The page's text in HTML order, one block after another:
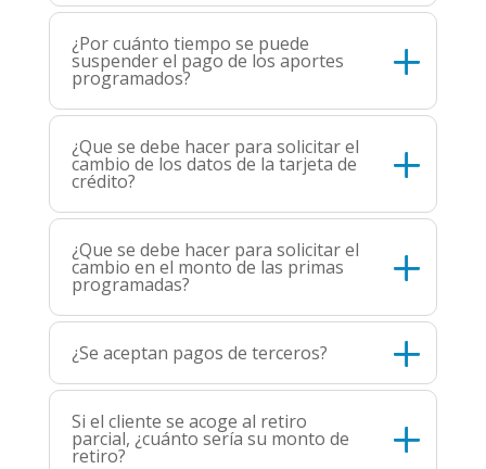
¿Por cuánto tiempo se puede
suspender el pago de los aportes
programados?
¿Que se debe hacer para solicitar el
cambio de los datos de la tarjeta de
crédito?
¿Que se debe hacer para solicitar el
cambio en el monto de las primas
programadas?
¿Se aceptan pagos de terceros?
Si el cliente se acoge al retiro
parcial, ¿cuánto sería su monto de
retiro?